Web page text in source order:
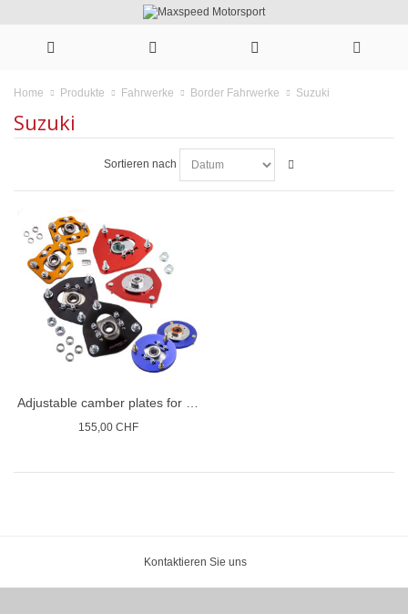
Home Produkte Fahrwerke Border Fahrwerke Suzuki
Suzuki
Sortieren nach
155,00 CHF
Kontaktieren Sie uns